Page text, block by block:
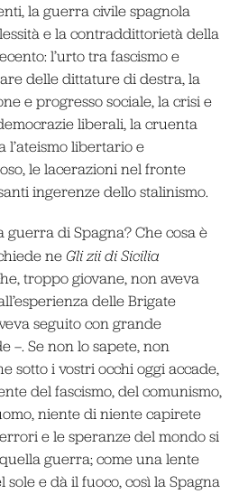
la guerra civile spagnola
e la contraddittorietà della
l’urto tra fascismo e
delle dittature di destra, la
e progresso sociale, la crisi e
liberali, la cruenta
l’ateismo libertario e
le lacerazioni nel fronte
ingerenze dello stalinismo.
guerra di Spagna? Che cosa è
ne Gli zii di Sicilia
troppo giovane, non aveva
delle Brigate
seguito con grande
–. Se non lo sapete, non
sotto i vostri occhi oggi accade,
del fascismo, del comunismo,
niente di niente capirete
e le speranze del mondo si
guerra; come una lente
e dà il fuoco, così la Spagna